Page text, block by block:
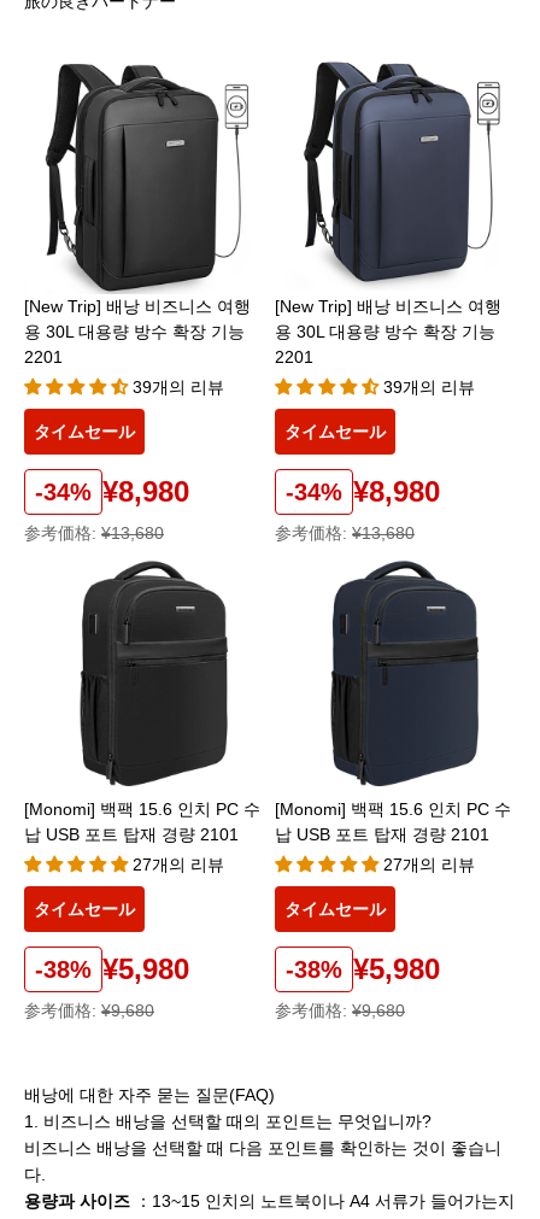
[New Trip] 배낭 비즈니스 여행
용 30L 대용량 방수 확장 기능
2201
39개의 리뷰
タイムセール
-34% ¥8,980
参考価格: ¥13,680
[New Trip] 배낭 비즈니스 여행
용 30L 대용량 방수 확장 기능
2201
39개의 리뷰
タイムセール
-34% ¥8,980
参考価格: ¥13,680
[Monomi] 백팩 15.6 인치 PC 수
납 USB 포트 탑재 경량 2101
27개의 리뷰
タイムセール
-38% ¥5,980
参考価格: ¥9,680
[Monomi] 백팩 15.6 인치 PC 수
납 USB 포트 탑재 경량 2101
27개의 리뷰
タイムセール
-38% ¥5,980
参考価格: ¥9,680
배낭에 대한 자주 묻는 질문(FAQ)
1. 비즈니스 배낭을 선택할 때의 포인트는 무엇입니까?
비즈니스 배낭을 선택할 때 다음 포인트를 확인하는 것이 좋습니
다.
용량과 사이즈 ：13~15 인치의 노트북이나 A4 서류가 들어가는지